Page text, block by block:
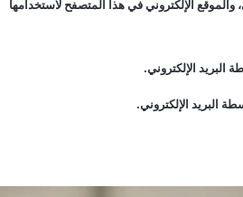
الإلكتروني في هذا المتصفح لاستخدامها
البريد الإلكتروني.
البريد الإلكتروني.